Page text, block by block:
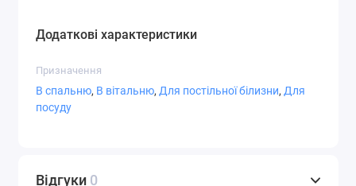
Додаткові характеристики
Призначення
В спальню, В вітальню, Для постільної білизни, Для
посуду
Відгуки 0